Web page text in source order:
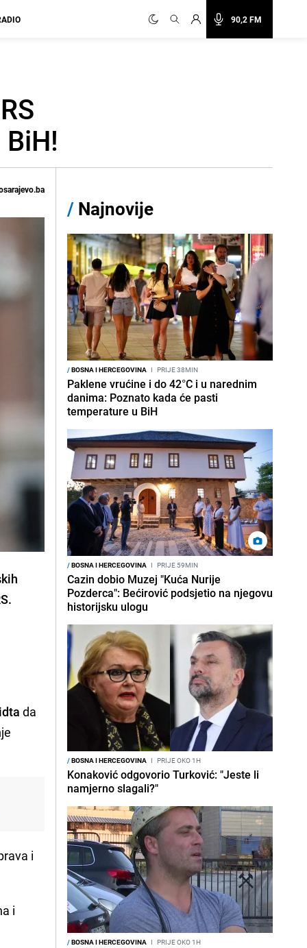
90,2 FM
da
i
i
/ Najnovije
/BOSNA I HERCEGOVINA I PRIJE 38MIN
Paklene vrućine i do 42°C i u narednim
danima: Poznato kada će pasti
temperature u BiH
/BOSNA I HERCEGOVINA I PRIJE 59MIN
Cazin dobio Muzej "Kuća Nurije
Pozderca": Bećirović podsjetio na njegovu
historijsku ulogu
/BOSNA I HERCEGOVINA I PRIJE OKO 1H
Konaković odgovorio Turković: "Jeste li
namjerno slagali?"
/BOSNA I HERCEGOVINA I PRIJE OKO 1H